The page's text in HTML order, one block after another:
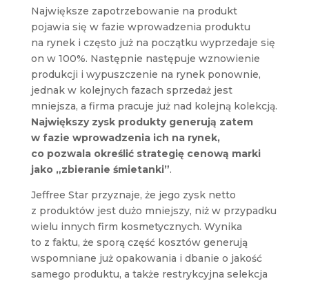
Największe zapotrzebowanie na produkt
pojawia się w fazie wprowadzenia produktu
na rynek i często już na początku wyprzedaje się
on w 100%. Następnie następuje wznowienie
produkcji i wypuszczenie na rynek ponownie,
jednak w kolejnych fazach sprzedaż jest
mniejsza, a firma pracuje już nad kolejną kolekcją.
Największy zysk produkty generują zatem
w fazie wprowadzenia ich na rynek,
co pozwala określić strategię cenową marki
jako „zbieranie śmietanki”.
Jeffree Star przyznaje, że jego zysk netto
z produktów jest dużo mniejszy, niż w przypadku
wielu innych firm kosmetycznych. Wynika
to z faktu, że sporą część kosztów generują
wspomniane już opakowania i dbanie o jakość
samego produktu, a także restrykcyjna selekcja